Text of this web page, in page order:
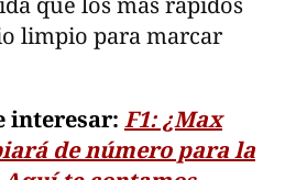
limpio para marcar
interesar: F1: ¿Max
de número para la